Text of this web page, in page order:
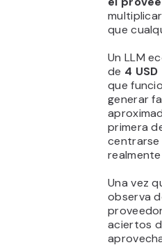
que
Un LLM
de 4
que
generar
primera
centrarse
Una vez
observa
aciertos